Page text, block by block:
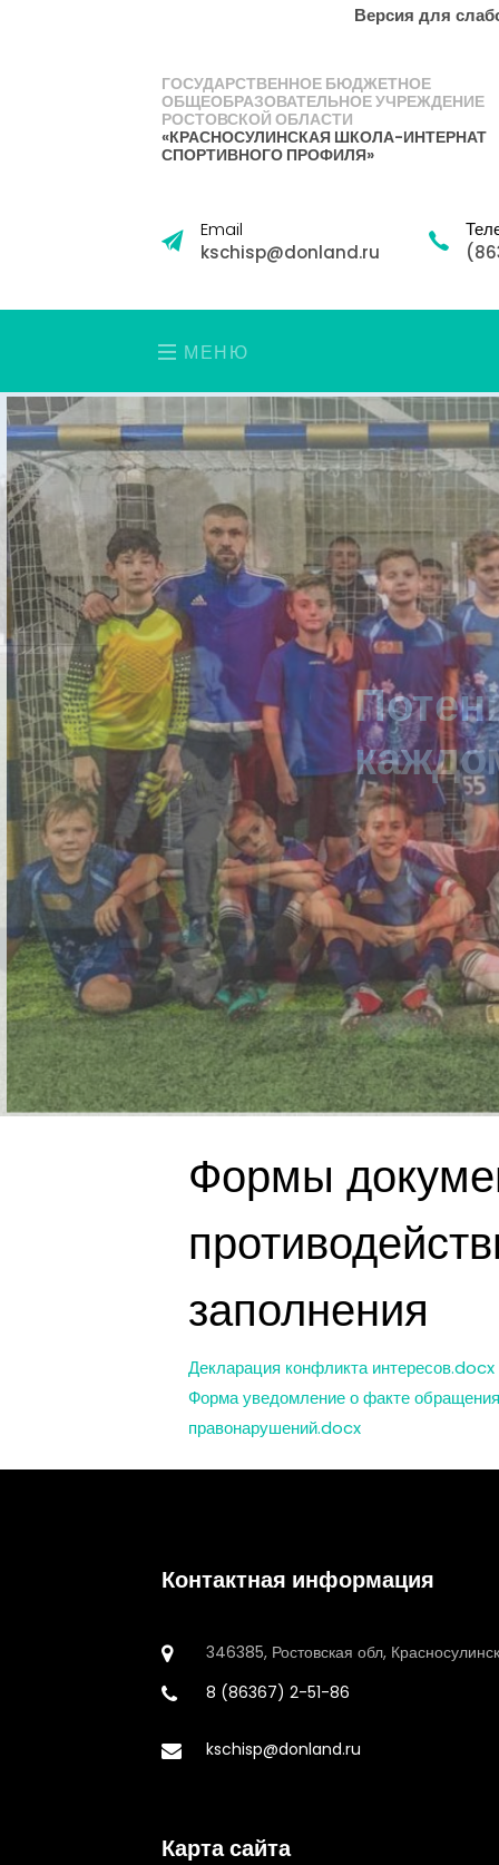
Версия для
ГОСУДАРСТВЕННОЕ БЮДЖЕТНОЕ
ОБЩЕОБРАЗОВАТЕЛЬНОЕ УЧРЕЖДЕНИЕ
РОСТОВСКОЙ ОБЛАСТИ
«КРАСНОСУЛИНСКАЯ ШКОЛА-ИНТЕРНАТ
СПОРТИВНОГО ПРОФИЛЯ»
Email
kschisp@donland.ru
МЕНЮ
Формы
заполнения
Декларация конфликта интересов.docx
Форма уведомление о факте
правонарушений.docx
Контактная информация
346385, Ростовская обл,
8 (86367) 2-51-86
kschisp@donland.ru
Карта сайта